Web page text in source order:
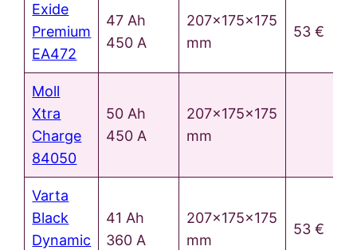
Exide
Premium
EA472
47 Ah
450 A
207x175x175
mm
53 €
Moll
Xtra
Charge
84050
50 Ah
450 A
207x175x175
mm
Varta
Black
Dynamic
41 Ah
360 A
207x175x175
mm
53 €